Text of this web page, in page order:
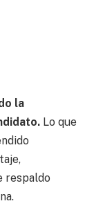
la
Lo que
respaldo